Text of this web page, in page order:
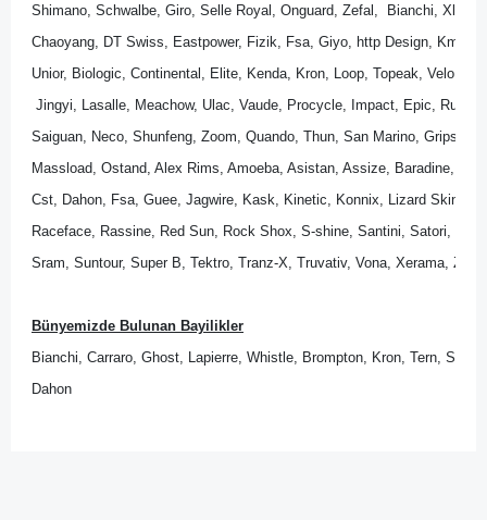
Shimano, Schwalbe, Giro, Selle Royal, Onguard, Zefal,  Bianchi, Xlc,
Chaoyang, DT Swiss, Eastpower, Fizik, Fsa, Giyo, http Design, Kmc,
Unior, Biologic, Continental, Elite, Kenda, Kron, Loop, Topeak, Velo,
Jingyi, Lasalle, Meachow, Ulac, Vaude, Procycle, Impact, Epic,
Saiguan, Neco, Shunfeng, Zoom, Quando, Thun, San Marino,
Massload, Ostand, Alex Rims, Amoeba, Asistan, Assize, Baradine,
Cst, Dahon, Fsa, Guee, Jagwire, Kask, Kinetic, Konnix, Lizard Skins,
Raceface, Rassine, Red Sun, Rock Shox, S-shine, Santini, Satori,
Sram, Suntour, Super B, Tektro, Tranz-X, Truvativ, Vona, Xerama,
Bünyemizde Bulunan Bayilikler
Bianchi, Carraro, Ghost, Lapierre, Whistle, Brompton, Kron, Tern,
Dahon